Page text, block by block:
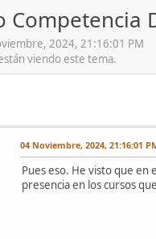
Competencia
2024, 21:16:01 PM
viendo este tema.
04 Noviembre, 2024, 21:16:01
Pues eso. He visto que en
presencia en los cursos